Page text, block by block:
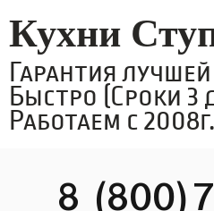
Кухни
Гарантия
Быстро (Сроки 3
Работаем с
8